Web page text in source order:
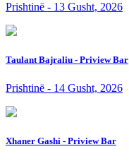
Prishtinë - 13 Gusht, 2026
Taulant Bajraliu - Priview Bar
Prishtinë - 14 Gusht, 2026
Xhaner Gashi - Priview Bar